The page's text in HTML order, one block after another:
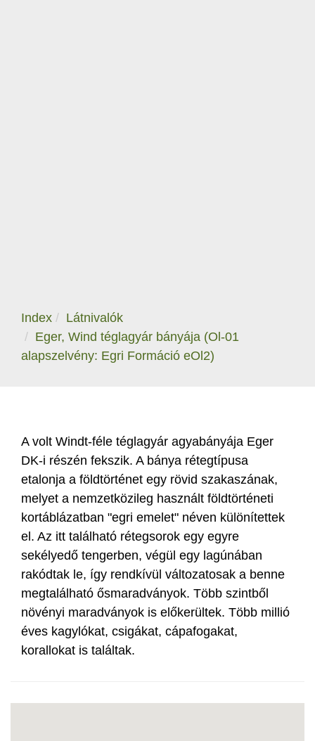
Index
Látnivalók
Eger, Wind téglagyár bányája (Ol-01
alapszelvény: Egri Formáció eOl2)
A volt Windt-féle téglagyár agyabányája Eger
DK-i részén fekszik. A bánya rétegtípusa
etalonja a földtörténet egy rövid szakaszának,
melyet a nemzetközileg használt földtörténeti
kortáblázatban "egri emelet" néven különítettek
el. Az itt található rétegsorok egy egyre
sekélyedő tengerben, végül egy lagúnában
rakódtak le, így rendkívül változatosak a benne
megtalálható ősmaradványok. Több szintből
növényi maradványok is előkerültek. Több millió
éves kagylókat, csigákat, cápafogakat,
korallokat is találtak.